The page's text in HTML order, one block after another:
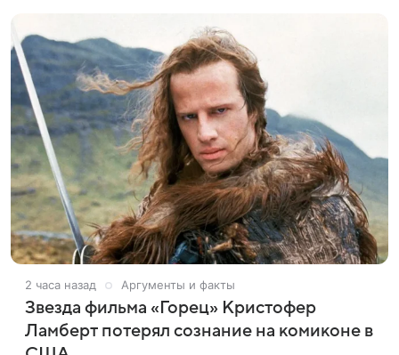
2 часа назад Аргументы и факты
Звезда фильма «Горец» Кристофер
Ламберт потерял сознание на комиконе в